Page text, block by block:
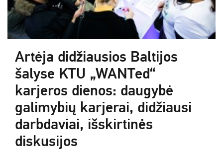
Artėja didžiausios Baltijos
šalyse KTU „WANTed“
karjeros dienos: daugybė
galimybių karjerai, didžiausi
darbdaviai, išskirtinės
diskusijos